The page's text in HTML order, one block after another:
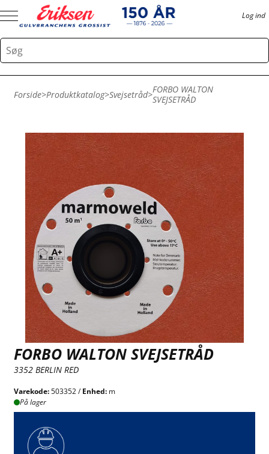
Log ind
Forside>Produktkatalog>Svejsetråd>FORBO WALTON
SVEJSETRÅD
FORBO WALTON SVEJSETRÅD
3352 BERLIN RED
Varekode:503352 /Enhed: m
På lager